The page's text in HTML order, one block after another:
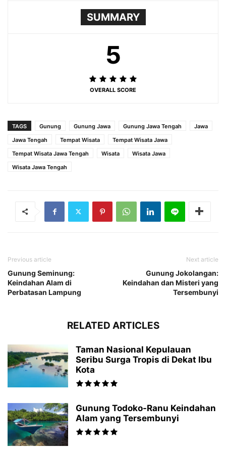
SUMMARY
5
OVERALL SCORE
TAGS Gunung Gunung Jawa Gunung Jawa Tengah
Jawa
Jawa Tengah
Tempat Wisata
Tempat Wisata Jawa
Tempat Wisata Jawa Tengah
Wisata
Wisata Jawa
Wisata Jawa Tengah
Previous article
Gunung Seminung:
Keindahan Alam di
Perbatasan Lampung
Next article
Gunung Jokolangan:
Keindahan dan Misteri yang
Tersembunyi
RELATED ARTICLES
Taman Nasional Kepulauan
Seribu Surga Tropis di Dekat Ibu
Kota
Gunung Todoko-Ranu Keindahan
Alam yang Tersembunyi